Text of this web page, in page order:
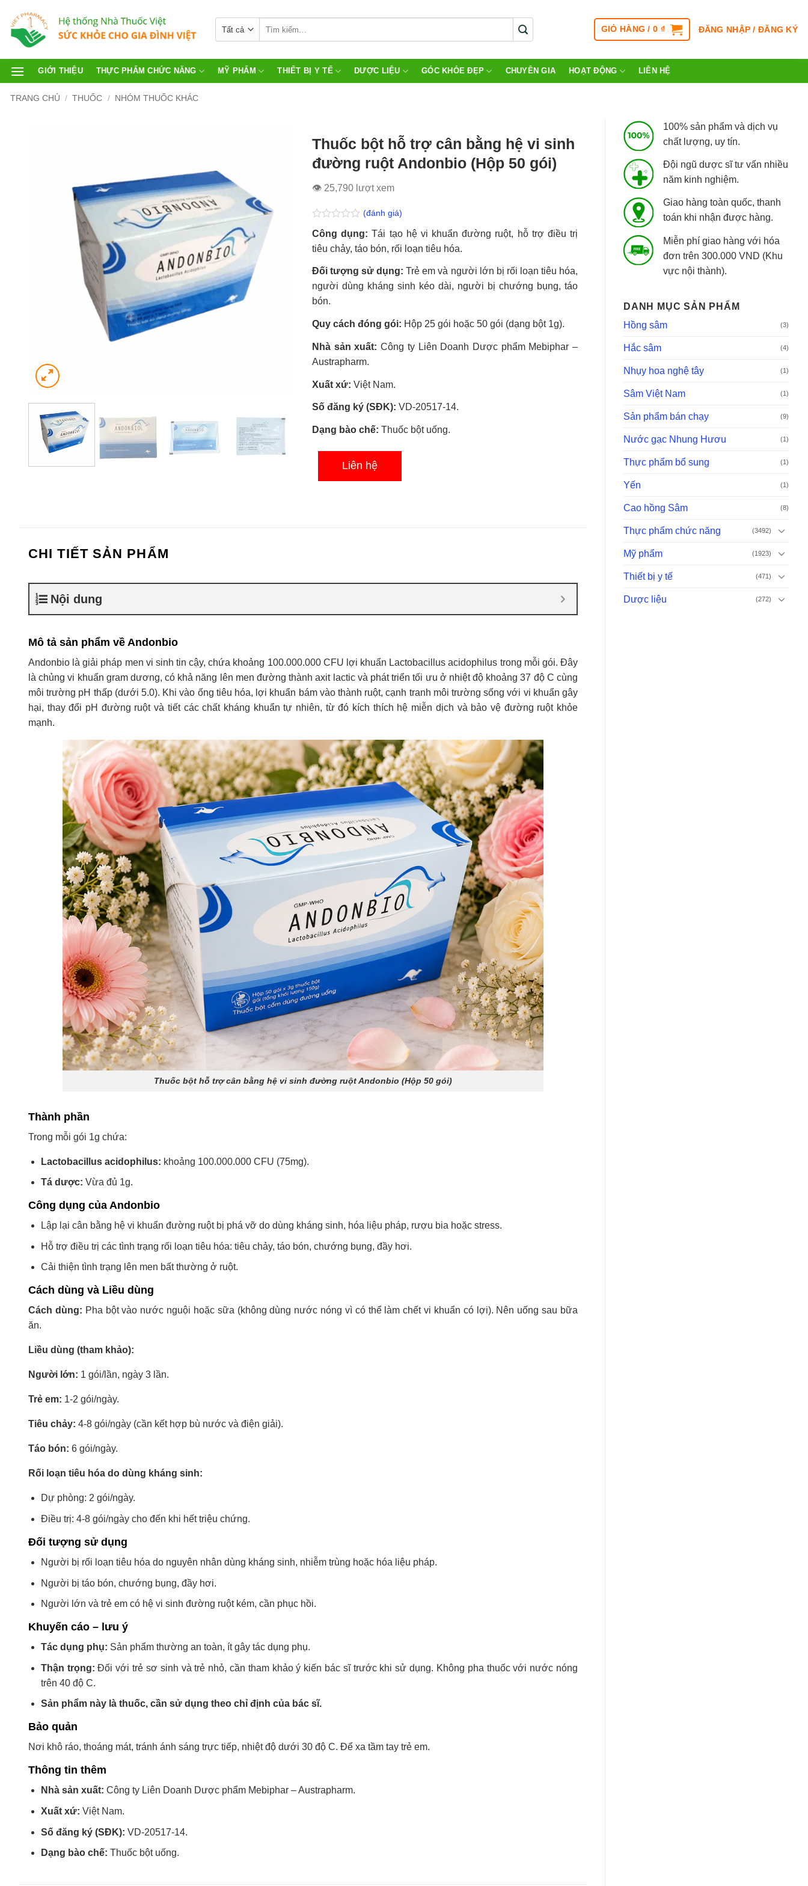
GIỎ HÀNG /0 ₫ ĐĂNG NHẬP / ĐĂNG KÝ
GIỚI THIỆU THỰC PHẨM CHỨC NĂNG MỸ PHẨM THIẾT BỊ Y TẾ DƯỢC LIỆU GÓC KHỎE ĐẸP CHUYÊN GIA HOẠT ĐỘNG LIÊN HỆ
TRANG CHỦ / THUỐC / NHÓM THUỐC KHÁC
100% sản phẩm và dịch vụ
chất lượng, uy tín.
Đội ngũ dược sĩ tư vấn nhiều
năm kinh nghiệm.
Giao hàng toàn quốc, thanh
toán khi nhận được hàng.
Miễn phí giao hàng với hóa
đơn trên 300.000 VND (Khu
vực nội thành).
DANH MỤC SẢN PHẨM
Hồng sâm
(3)
Hắc sâm (4)
Nhụy hoa nghệ tây (1)
Sâm Việt Nam (1)
Sản phẩm bán chạy (9)
Nước gạc Nhung Hươu (1)
Thực phẩm bổ sung (1)
Yến (1)
Cao hồng Sâm (8)
Thực phẩm chức năng (3492)
Mỹ phẩm (1923)
Thiết bị y tế (471)
Dược liệu (272)
Thuốc bột hỗ trợ cân bằng hệ vi sinh
đường ruột Andonbio (Hộp 50 gói)
👁 25,790 lượt xem
Được
xếp
hạng
5
sao
(đánh giá)
Công dụng: Tái tạo hệ vi khuẩn đường ruột, hỗ trợ điều trị
tiêu chảy, táo bón, rối loạn tiêu hóa.
Đối tượng sử dụng: Trẻ em và người lớn bị rối loạn tiêu hóa,
người dùng kháng sinh kéo dài, người bị chướng bụng, táo
bón.
Quy cách đóng gói: Hộp 25 gói hoặc 50 gói (dạng bột 1g).
Nhà sản xuất: Công ty Liên Doanh Dược phẩm Mebiphar –
Austrapharm.
Xuất xứ: Việt Nam.
Số đăng ký (SĐK): VD-20517-14.
Dạng bào chế: Thuốc bột uống.
Liên hệ
CHI TIẾT SẢN PHẨM
Nội dung
Mô tả sản phẩm về Andonbio
Andonbio là giải pháp men vi sinh tin cậy, chứa khoảng 100.000.000 CFU lợi khuẩn Lactobacillus acidophilus trong mỗi gói. Đây
là chủng vi khuẩn gram dương, có khả năng lên men đường thành axit lactic và phát triển tối ưu ở nhiệt độ khoảng 37 độ C cùng
môi trường pH thấp (dưới 5.0). Khi vào ống tiêu hóa, lợi khuẩn bám vào thành ruột, cạnh tranh môi trường sống với vi khuẩn gây
hại, thay đổi pH đường ruột và tiết các chất kháng khuẩn tự nhiên, từ đó kích thích hệ miễn dịch và bảo vệ đường ruột khỏe
mạnh.
Thuốc bột hỗ trợ cân bằng hệ vi sinh đường ruột Andonbio (Hộp 50 gói)
Thành phần
Trong mỗi gói 1g chứa:
Lactobacillus acidophilus: khoảng 100.000.000 CFU (75mg).
Tá dược: Vừa đủ 1g.
Công dụng của Andonbio
Lập lại cân bằng hệ vi khuẩn đường ruột bị phá vỡ do dùng kháng sinh, hóa liệu pháp, rượu bia hoặc stress.
Hỗ trợ điều trị các tình trạng rối loạn tiêu hóa: tiêu chảy, táo bón, chướng bụng, đầy hơi.
Cải thiện tình trạng lên men bất thường ở ruột.
Cách dùng và Liều dùng
Cách dùng: Pha bột vào nước nguội hoặc sữa (không dùng nước nóng vì có thể làm chết vi khuẩn có lợi). Nên uống sau bữa
ăn.
Liều dùng (tham khảo):
Người lớn: 1 gói/lần, ngày 3 lần.
Trẻ em: 1-2 gói/ngày.
Tiêu chảy: 4-8 gói/ngày (cần kết hợp bù nước và điện giải).
Táo bón: 6 gói/ngày.
Rối loạn tiêu hóa do dùng kháng sinh:
Dự phòng: 2 gói/ngày.
Điều trị: 4-8 gói/ngày cho đến khi hết triệu chứng.
Đối tượng sử dụng
Người bị rối loạn tiêu hóa do nguyên nhân dùng kháng sinh, nhiễm trùng hoặc hóa liệu pháp.
Người bị táo bón, chướng bụng, đầy hơi.
Người lớn và trẻ em có hệ vi sinh đường ruột kém, cần phục hồi.
Khuyến cáo – lưu ý
Tác dụng phụ: Sản phẩm thường an toàn, ít gây tác dụng phụ.
Thận trọng: Đối với trẻ sơ sinh và trẻ nhỏ, cần tham khảo ý kiến bác sĩ trước khi sử dụng. Không pha thuốc với nước nóng
trên 40 độ C.
Sản phẩm này là thuốc, cần sử dụng theo chỉ định của bác sĩ.
Bảo quản
Nơi khô ráo, thoáng mát, tránh ánh sáng trực tiếp, nhiệt độ dưới 30 độ C. Để xa tầm tay trẻ em.
Thông tin thêm
Nhà sản xuất: Công ty Liên Doanh Dược phẩm Mebiphar – Austrapharm.
Xuất xứ: Việt Nam.
Số đăng ký (SĐK): VD-20517-14.
Dạng bào chế: Thuốc bột uống.